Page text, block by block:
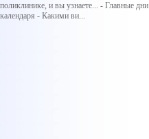
поликлинике, и вы узнаете... - Главные дни
календаря - Какими ви...